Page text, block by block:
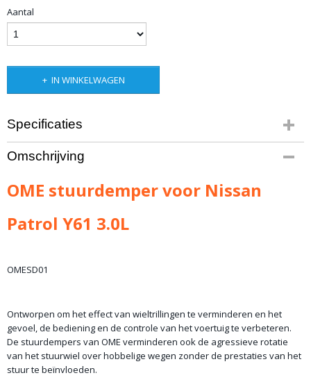
Aantal
IN WINKELWAGEN
Specificaties
Productcode
10-845
OMESD01
7,00 Kg
Omschrijving
OME stuurdemper voor Nissan
Patrol Y61 3.0L
OMESD01
Ontworpen om het effect van wieltrillingen te verminderen en het
gevoel, de bediening en de controle van het voertuig te verbeteren.
De stuurdempers van OME verminderen ook de agressieve rotatie
van het stuurwiel over hobbelige wegen zonder de prestaties van het
stuur te beïnvloeden.